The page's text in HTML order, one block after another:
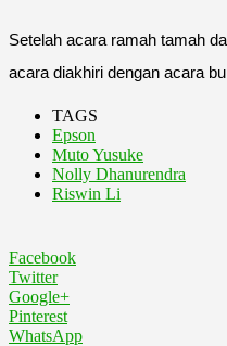
Setelah acara ramah tamah
acara diakhiri dengan acara
TAGS
Epson
Muto Yusuke
Nolly Dhanurendra
Riswin Li
Facebook
Twitter
Google+
Pinterest
WhatsApp